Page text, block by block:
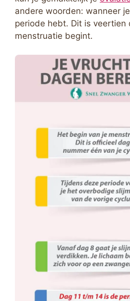
andere woorden: wanneer
periode hebt. Dit is veertien
menstruatie begint.